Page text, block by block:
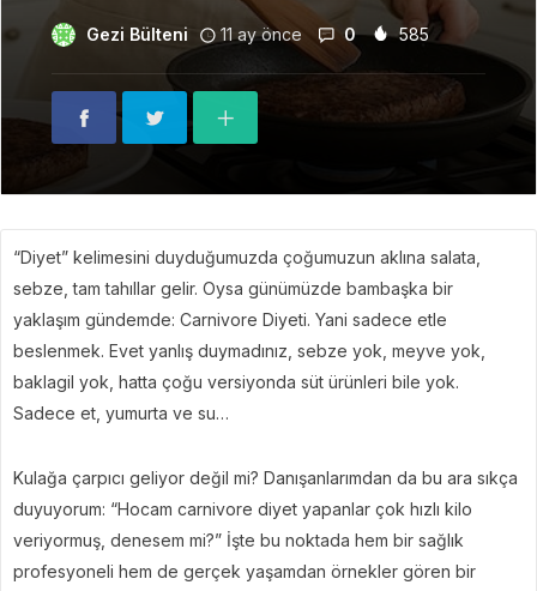
Gezi Bülteni 11 ay önce 0 585
“Diyet” kelimesini duyduğumuzda çoğumuzun aklına salata,
sebze, tam tahıllar gelir. Oysa günümüzde bambaşka bir
yaklaşım gündemde: Carnivore Diyeti. Yani sadece etle
beslenmek. Evet yanlış duymadınız, sebze yok, meyve yok,
baklagil yok, hatta çoğu versiyonda süt ürünleri bile yok.
Sadece et, yumurta ve su…
Kulağa çarpıcı geliyor değil mi? Danışanlarımdan da bu ara sıkça
duyuyorum: “Hocam carnivore diyet yapanlar çok hızlı kilo
veriyormuş, denesem mi?” İşte bu noktada hem bir sağlık
profesyoneli hem de gerçek yaşamdan örnekler gören bir